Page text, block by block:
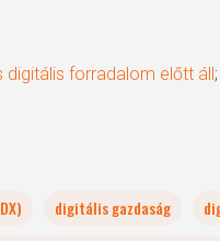
digitális forradalom előtt áll
digitális gazdaság